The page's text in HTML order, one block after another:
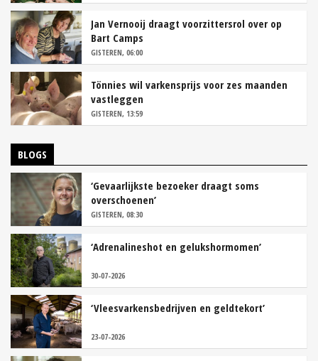
Jan Vernooij draagt voorzittersrol over op
Bart Camps
GISTEREN, 06:00
Tönnies wil varkensprijs voor zes maanden
vastleggen
GISTEREN, 13:59
BLOGS
‘Gevaarlijkste bezoeker draagt soms
overschoenen’
GISTEREN, 08:30
‘Adrenalineshot en gelukshormomen’
30-07-2026
‘Vleesvarkensbedrijven en geldtekort’
23-07-2026